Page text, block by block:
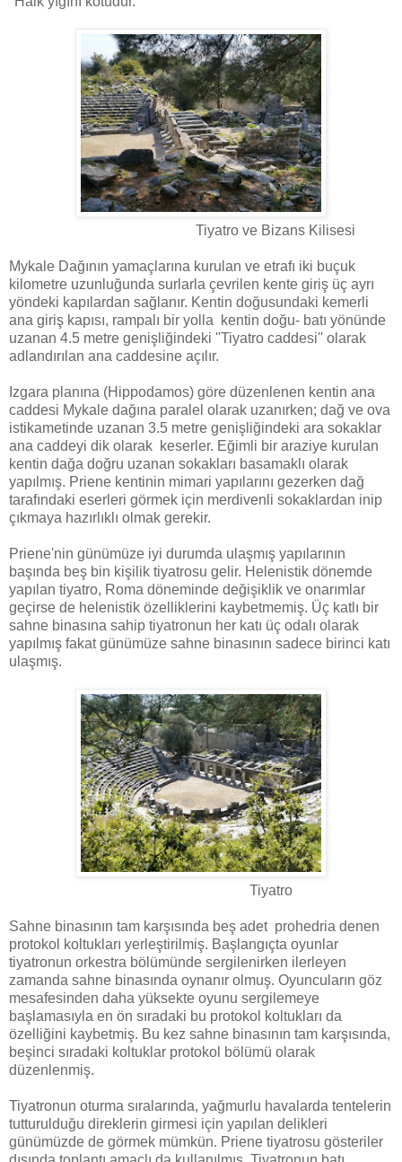
Tiyatro ve Bizans Kilisesi
Mykale Dağının yamaçlarına kurulan ve etrafı iki buçuk
kilometre uzunluğunda surlarla çevrilen kente giriş üç ayrı
yöndeki kapılardan sağlanır. Kentin doğusundaki kemerli
ana giriş kapısı, rampalı bir yolla kentin doğu- batı yönünde
uzanan 4.5 metre genişliğindeki ''Tiyatro caddesi'' olarak
adlandırılan ana caddesine açılır.
Izgara planına (Hippodamos) göre düzenlenen kentin ana
caddesi Mykale dağına paralel olarak uzanırken; dağ ve ova
istikametinde uzanan 3.5 metre genişliğindeki ara sokaklar
ana caddeyi dik olarak keserler. Eğimli bir araziye kurulan
kentin dağa doğru uzanan sokakları basamaklı olarak
yapılmış. Priene kentinin mimari yapılarını gezerken dağ
tarafındaki eserleri görmek için merdivenli sokaklardan inip
çıkmaya hazırlıklı olmak gerekir.
Priene'nin günümüze iyi durumda ulaşmış yapılarının
başında beş bin kişilik tiyatrosu gelir. Helenistik dönemde
yapılan tiyatro, Roma döneminde değişiklik ve onarımlar
geçirse de helenistik özelliklerini kaybetmemiş. Üç katlı bir
sahne binasına sahip tiyatronun her katı üç odalı olarak
yapılmış fakat günümüze sahne binasının sadece birinci katı
ulaşmış.
Tiyatro
Sahne binasının tam karşısında beş adet prohedria denen
protokol koltukları yerleştirilmiş. Başlangıçta oyunlar
tiyatronun orkestra bölümünde sergilenirken ilerleyen
zamanda sahne binasında oynanır olmuş. Oyuncuların göz
mesafesinden daha yüksekte oyunu sergilemeye
başlamasıyla en ön sıradaki bu protokol koltukları da
özelliğini kaybetmiş. Bu kez sahne binasının tam karşısında,
beşinci sıradaki koltuklar protokol bölümü olarak
düzenlenmiş.
Tiyatronun oturma sıralarında, yağmurlu havalarda tentelerin
tutturulduğu direklerin girmesi için yapılan delikleri
günümüzde de görmek mümkün. Priene tiyatrosu gösteriler